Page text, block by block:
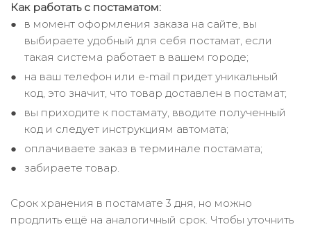
Как работать с постаматом:
в момент оформления заказа на сайте, вы
выбираете удобный для себя постамат, если
такая система работает в вашем городе;
на ваш телефон или e-mail придет уникальный
код, это значит, что товар доставлен в постамат;
вы приходите к постамату, вводите полученный
код и следует инструкциям автомата;
оплачиваете заказ в терминале постамата;
забираете товар.
Срок хранения в постамате 3 дня, но можно
продлить ещё на аналогичный срок. Чтобы уточнить